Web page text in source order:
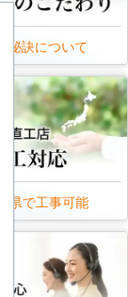
秘訣について
県で工事可能